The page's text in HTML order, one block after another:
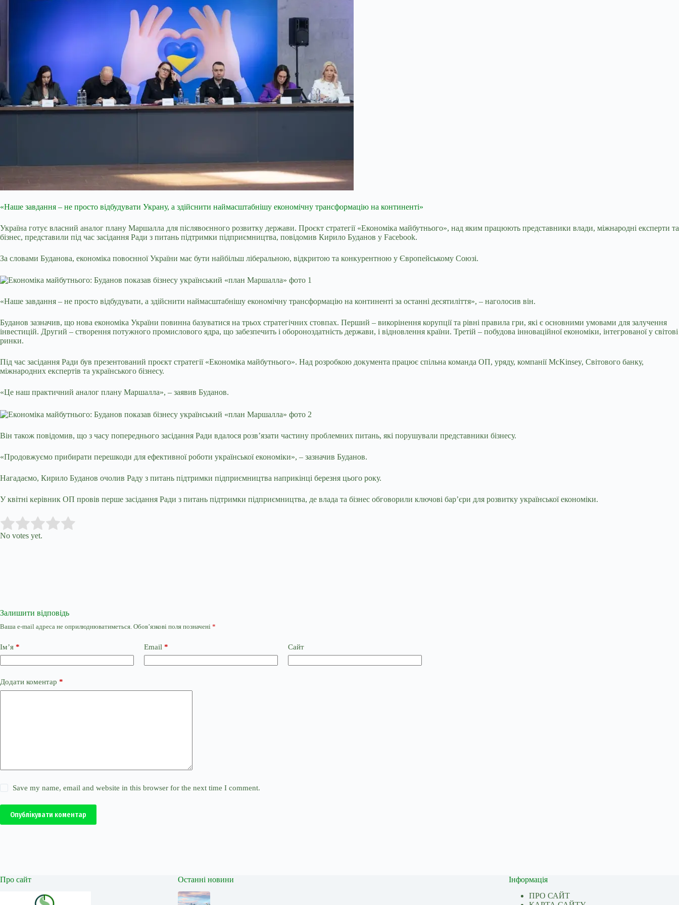
«Наше завдання – не просто відбудувати Украну, а здійснити наймасштабнішу економічну трансформацію на континенті»
Україна готує власний аналог плану Маршалла для післявоєнного розвитку держави. Проєкт стратегії «Економіка майбутнього», над яким працюють представники влади, міжнародні експерти та
бізнес, представили під час засідання Ради з питань підтримки підприємництва, повідомив Кирило Буданов у Facebook.
За словами Буданова, економіка повоєнної України має бути найбільш ліберальною, відкритою та конкурентною у Європейському Союзі.
«Наше завдання – не просто відбудувати, а здійснити наймасштабнішу економічну трансформацію на континенті за останні десятиліття», – наголосив він.
Буданов зазначив, що нова економіка України повинна базуватися на трьох стратегічних стовпах. Перший – викорінення корупції та рівні правила гри, які є основними умовами для залучення
інвестицій. Другий – створення потужного промислового ядра, що забезпечить і обороноздатність держави, і відновлення країни. Третій – побудова інноваційної економіки, інтегрованої у світові
ринки.
Під час засідання Ради був презентований проєкт стратегії «Економіка майбутнього». Над розробкою документа працює спільна команда ОП, уряду, компанії McKinsey, Світового банку,
міжнародних експертів та українського бізнесу.
«Це наш практичний аналог плану Маршалла», – заявив Буданов.
Він також повідомив, що з часу попереднього засідання Ради вдалося розв’язати частину проблемних питань, які порушували представники бізнесу.
«Продовжуємо прибирати перешкоди для ефективної роботи української економіки», – зазначив Буданов.
Нагадаємо, Кирило Буданов очолив Раду з питань підтримки підприємництва наприкінці березня цього року.
У квітні керівник ОП провів перше засідання Ради з питань підтримки підприємництва, де влада та бізнес обговорили ключові бар’єри для розвитку української економіки.
Rate this item:
No votes yet.
Залишити відповідь
Ваша e-mail адреса не оприлюднюватиметься. Обов’язкові поля позначені *
Ім’я * Email * Сайт
Додати коментар *
Save my name, email and website in this browser for the next time I comment.
Опублікувати коментар
Про сайт Останні новини
Інформація
ПРО САЙТ